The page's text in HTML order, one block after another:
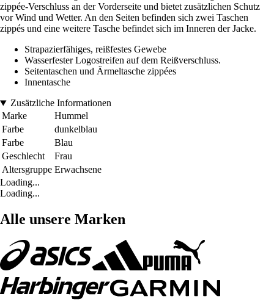
zippée-Verschluss an der Vorderseite und bietet zusätzlichen Schutz
vor Wind und Wetter. An den Seiten befinden sich zwei Taschen
zippés und eine weitere Tasche befindet sich im Inneren der Jacke.
Strapazierfähiges, reißfestes Gewebe
Wasserfester Logostreifen auf dem Reißverschluss.
Seitentaschen und Ärmeltasche zippées
Innentasche
Zusätzliche Informationen
Marke
Hummel
Farbe
dunkelblau
Farbe
Blau
Geschlecht
Frau
Altersgruppe Erwachsene
Loading...
Loading...
Alle unsere Marken